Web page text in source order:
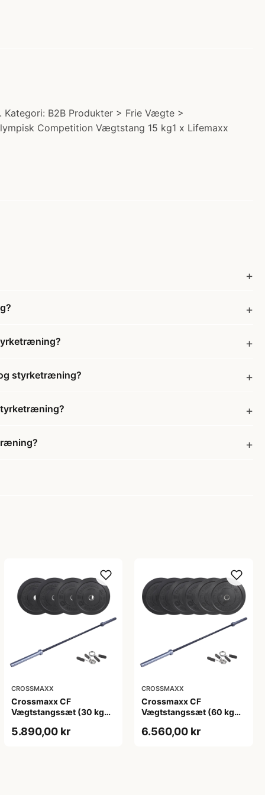
B2B Produkter > Frie Vægte >
Competition Vægtstang 15 kg1 x Lifemaxx
styrketræning?
CROSSMAXX
Crossmaxx CF
Vægtstangssæt (30 kg
vægtstang). Perfekt til
5.890,00 kr
CROSSMAXX
Crossmaxx CF
Vægtstangssæt (60 kg
vægtstang). Perfekt til
6.560,00 kr